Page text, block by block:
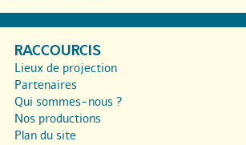
RACCOURCIS
Lieux de projection
Partenaires
Qui sommes-nous ?
Nos productions
Plan du site